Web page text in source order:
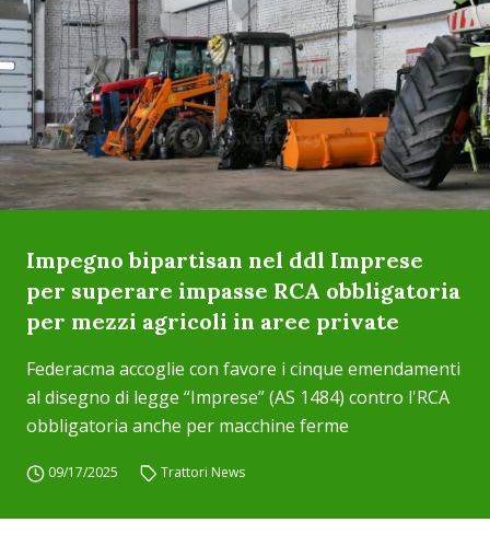
Impegno bipartisan nel ddl Imprese
per superare impasse RCA obbligatoria
per mezzi agricoli in aree private
Federacma accoglie con favore i cinque emendamenti
al disegno di legge “Imprese” (AS 1484) contro l'RCA
obbligatoria anche per macchine ferme
09/17/2025 Trattori News